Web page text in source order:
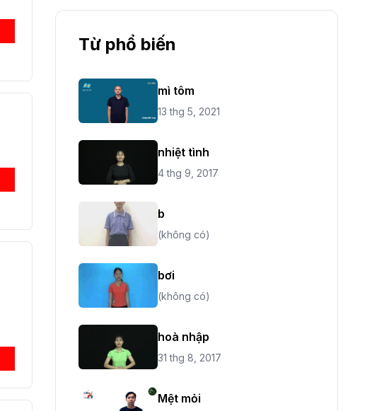
Từ phổ biến
mì tôm
13 thg 5, 2021
nhiệt tình
4 thg 9, 2017
b
(không có)
bơi
(không có)
hoà nhập
31 thg 8, 2017
Mệt mỏi